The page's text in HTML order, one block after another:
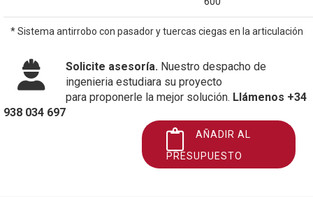
* Sistema antirrobo con pasador y tuercas ciegas en la articulación
Solicite asesoría. Nuestro despacho de
ingenieria estudiara su proyecto
para proponerle la mejor solución. Llámenos +34
938 034 697
AÑADIR AL
PRESUPUESTO